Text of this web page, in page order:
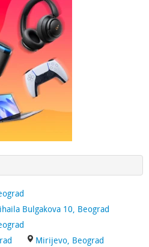
Bulgakova 10, Beograd
Mirijevo, Beograd